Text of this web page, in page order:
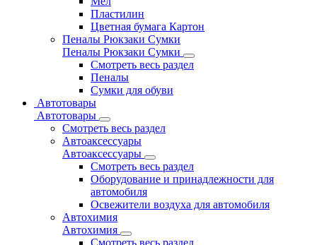
Пластилин
Цветная бумага Картон
Пеналы Рюкзаки Сумки
Пеналы Рюкзаки Сумки
Смотреть весь раздел
Пеналы
Сумки для обуви
Автотовары
Автотовары
Смотреть весь раздел
Автоаксессуары
Автоаксессуары
Смотреть весь раздел
Оборудование и принадлежности для
автомобиля
Освежители воздуха для автомобиля
Автохимия
Автохимия
Смотреть весь раздел